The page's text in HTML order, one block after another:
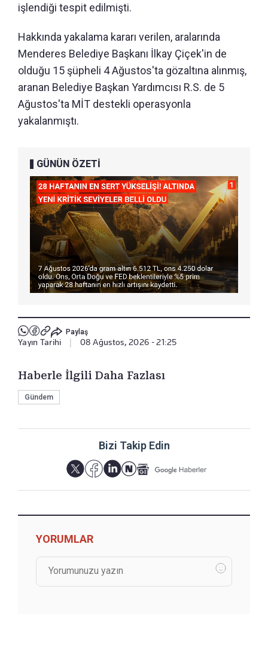
işlendiği tespit edilmişti.
Hakkında yakalama kararı verilen, aralarında
Menderes Belediye Başkanı İlkay Çiçek'in de
olduğu 15 şüpheli 4 Ağustos'ta gözaltına alınmış,
aranan Belediye Başkan Yardımcısı R.S. de 5
Ağustos'ta MİT destekli operasyonla
yakalanmıştı.
GÜNÜN ÖZETİ
Paylaş
Yayın Tarihi 08 Ağustos, 2026 - 21:25
Haberle İlgili Daha Fazlası
Gündem
Bizi Takip Edin
YORUMLAR